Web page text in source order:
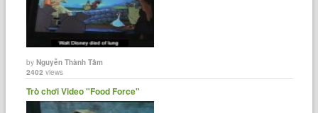
byNguyễn Thành Tâm
2402 views
Trò chơi Video "Food Force"